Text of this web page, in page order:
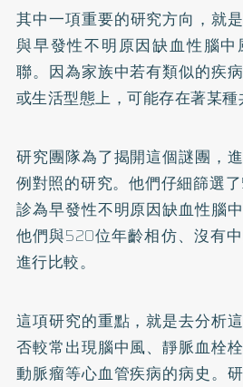
其中一項重要的研究方向，就
與早發性不明原因缺血性腦
聯。因為家族中若有類似的疾
或生活型態上，可能存在著某種
研究團隊為了揭開這個謎團，
例對照的研究。他們仔細篩選
診為早發性不明原因缺血性腦
他們與520位年齡相仿、沒有
進行比較。
這項研究的重點，就是去分析
否較常出現腦中風、靜脈血栓
動脈瘤等心血管疾病的病史。